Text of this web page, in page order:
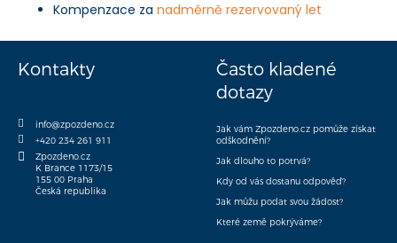
Kompenzace za nadměrně rezervovaný let
Kontakty
Často kladené
dotazy
info@zpozdeno.cz
+420 234 261 911
Zpozdeno.cz
K Brance 1173/15
155 00 Praha
Česká republika
Jak vám Zpozdeno.cz pomůže získat
odškodnění?
Jak dlouho to potrvá?
Kdy od vás dostanu odpověď?
Jak můžu podat svou žádost?
Které země pokrýváme?